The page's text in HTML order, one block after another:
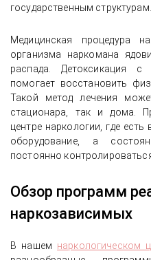
государственным структурам.
Медицинская процедура
организма наркомана
распада. Детоксикация с
помогает восстановить
Такой метод лечения
стационара, так и дома.
центре наркологии, где
оборудование, а
постоянно
Обзор программ
наркозависимых
В нашем наркологическом